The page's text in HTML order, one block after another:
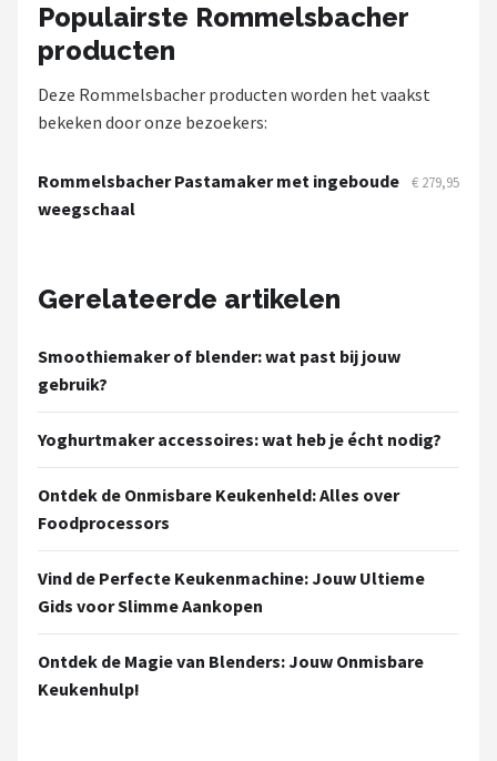
Populairste Rommelsbacher
producten
Deze Rommelsbacher producten worden het vaakst
bekeken door onze bezoekers:
Rommelsbacher Pastamaker met ingeboude
weegschaal
€ 279,95
Gerelateerde artikelen
Smoothiemaker of blender: wat past bij jouw
gebruik?
Yoghurtmaker accessoires: wat heb je écht nodig?
Ontdek de Onmisbare Keukenheld: Alles over
Foodprocessors
Vind de Perfecte Keukenmachine: Jouw Ultieme
Gids voor Slimme Aankopen
Ontdek de Magie van Blenders: Jouw Onmisbare
Keukenhulp!